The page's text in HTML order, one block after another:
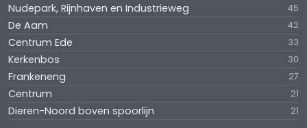
Nudepark, Rijnhaven en Industrieweg 45
De Aam 42
Centrum Ede 33
Kerkenbos 30
Frankeneng 27
Centrum 21
Dieren-Noord boven spoorlijn 21